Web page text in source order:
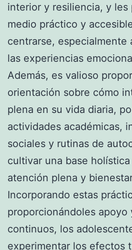
interior y resiliencia, y les
medio práctico y
centrarse, especialmente
las experiencias
Además, es valioso
orientación sobre cómo
plena en su vida diaria,
actividades académicas,
sociales y rutinas de
cultivar una base
atención plena y
Incorporando estas
proporcionándoles apoyo
continuos, los
experimentar los efectos